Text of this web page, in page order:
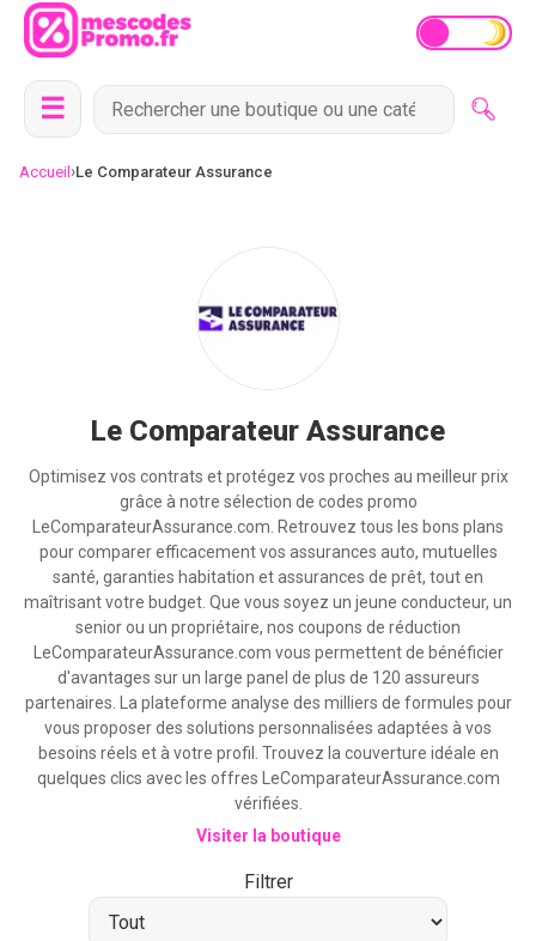
☰
Accueil ›Le Comparateur Assurance
Le Comparateur Assurance
Optimisez vos contrats et protégez vos proches au meilleur prix
grâce à notre sélection de codes promo
LeComparateurAssurance.com. Retrouvez tous les bons plans
pour comparer efficacement vos assurances auto, mutuelles
santé, garanties habitation et assurances de prêt, tout en
maîtrisant votre budget. Que vous soyez un jeune conducteur, un
senior ou un propriétaire, nos coupons de réduction
LeComparateurAssurance.com vous permettent de bénéficier
d'avantages sur un large panel de plus de 120 assureurs
partenaires. La plateforme analyse des milliers de formules pour
vous proposer des solutions personnalisées adaptées à vos
besoins réels et à votre profil. Trouvez la couverture idéale en
quelques clics avec les offres LeComparateurAssurance.com
vérifiées.
Visiter la boutique
Filtrer